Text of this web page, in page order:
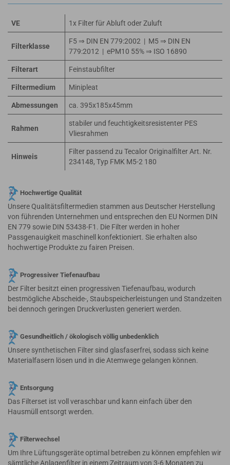
VE 1x Filter für Abluft oder Zuluft
Filterklasse
F5 ⇒ DIN EN 779:2002 | M5 ⇒ DIN EN
779:2012 | ePM10 55% ⇒ ISO 16890
Filterart Feinstaubfilter
Filtermedium Minipleat
Abmessungen ca. 395x185x45mm
Rahmen
stabiler und feuchtigkeitsresistenter PES
Vliesrahmen
Hinweis
Filter passend zu Tecalor Originalfilter Art. Nr.
234148, Typ FMK M5-2 180
Hochwertige Qualität
Unsere Qualitätsfiltermedien stammen aus Deutscher Herstellung
von führenden Unternehmen und entsprechen den EU Normen DIN
EN 779 sowie DIN 53438-F1. Die Filter werden in hoher
Passgenauigkeit maschinell konfektioniert. Sie erhalten also
hochwertige Produkte zu fairen Preisen.
Progressiver Tiefenaufbau
Der Filter besitzt einen progressiven Tiefenaufbau, wodurch
bestmögliche Abscheide-, Staubspeicherleistungen und Standzeiten
bei dennoch geringen Druckverlusten generiert werden.
Gesundheitlich / ökologisch völlig unbedenklich
Unsere synthetischen Filter sind glasfaserfrei, sodass sich keine
Materialfasern lösen und in die Atemwege gelangen können.
Entsorgung
Das Filterset ist voll veraschbar und kann einfach über den
Hausmüll entsorgt werden.
Filterwechsel
Um Ihre Lüftungsgeräte optimal betreiben zu können empfehlen wir
sämtliche Anlagenfilter in einem Zeitraum von 3-6 Monaten zu